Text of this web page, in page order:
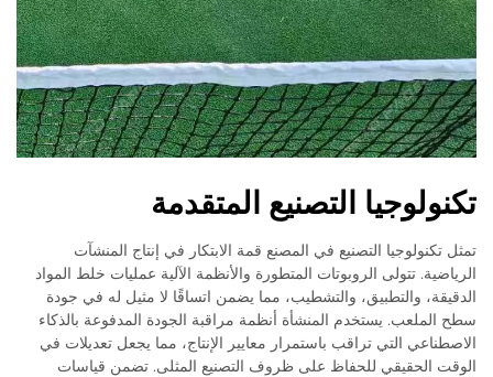
تكنولوجيا التصنيع المتقدمة
تمثل تكنولوجيا التصنيع في المصنع قمة الابتكار في إنتاج المنشآت
الرياضية. تتولى الروبوتات المتطورة والأنظمة الآلية عمليات خلط المواد
الدقيقة، والتطبيق، والتشطيب، مما يضمن اتساقًا لا مثيل له في جودة
سطح الملعب. يستخدم المنشأة أنظمة مراقبة الجودة المدفوعة بالذكاء
الاصطناعي التي تراقب باستمرار معايير الإنتاج، مما يجعل تعديلات في
الوقت الحقيقي للحفاظ على ظروف التصنيع المثلى. تضمن قياسات